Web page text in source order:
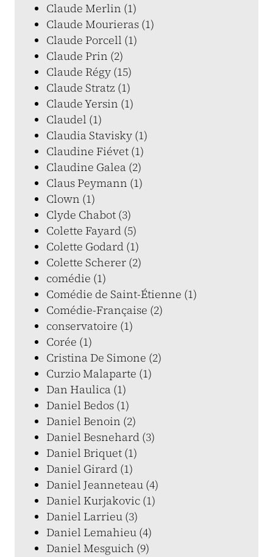
Claude Merlin (1)
Claude Mourieras (1)
Claude Porcell (1)
Claude Prin (2)
Claude Régy (15)
Claude Stratz (1)
Claude Yersin (1)
Claudel (1)
Claudia Stavisky (1)
Claudine Fiévet (1)
Claudine Galea (2)
Claus Peymann (1)
Clown (1)
Clyde Chabot (3)
Colette Fayard (5)
Colette Godard (1)
Colette Scherer (2)
comédie (1)
Comédie de Saint-Étienne (1)
Comédie-Française (2)
conservatoire (1)
Corée (1)
Cristina De Simone (2)
Curzio Malaparte (1)
Dan Haulica (1)
Daniel Bedos (1)
Daniel Benoin (2)
Daniel Besnehard (3)
Daniel Briquet (1)
Daniel Girard (1)
Daniel Jeanneteau (4)
Daniel Kurjakovic (1)
Daniel Larrieu (3)
Daniel Lemahieu (4)
Daniel Mesguich (9)